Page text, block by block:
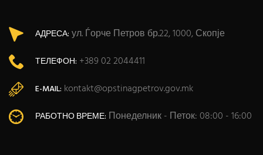
АДРЕСА: ул. Ѓорче Петров бр.22, 1000, Скопје
ТЕЛЕФОН: +389 02 2044411
E-MAIL: kontakt@opstinagpetrov.gov.mk
РАБОТНО ВРЕМЕ: Понеделник - Петок: 08:00 - 16:00